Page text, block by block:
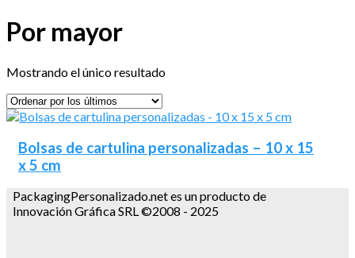
Por mayor
Mostrando el único resultado
Bolsas de cartulina personalizadas – 10 x 15
x 5 cm
PackagingPersonalizado.net es un producto de
Innovación Gráfica SRL ©2008 - 2025